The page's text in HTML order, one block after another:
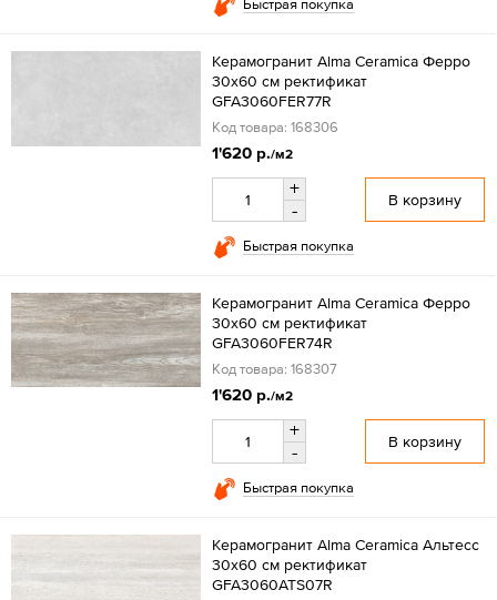
Быстрая покупка
Керамогранит Alma Ceramica Ферро
30x60 см ректификат
GFA3060FER77R
Код товара: 168306
1'620 р./м2
+
-
В корзину
Быстрая покупка
Керамогранит Alma Ceramica Ферро
30x60 см ректификат
GFA3060FER74R
Код товара: 168307
1'620 р./м2
+
-
В корзину
Быстрая покупка
Керамогранит Alma Ceramica Альтесс
30x60 см ректификат
GFA3060ATS07R